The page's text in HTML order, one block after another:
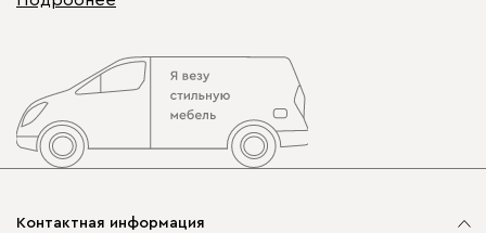
Контактная информация